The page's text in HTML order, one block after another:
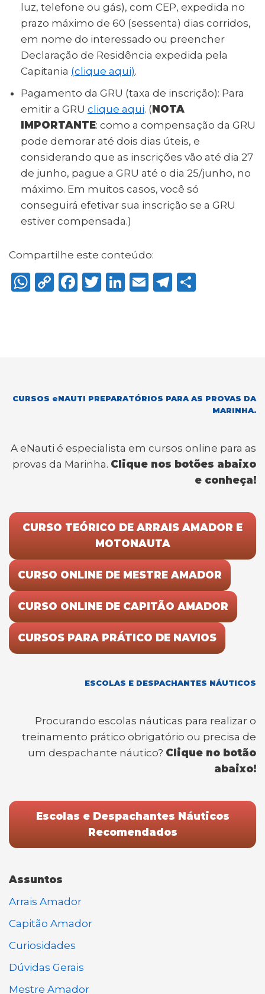
luz, telefone ou gás), com CEP, expedida no
prazo máximo de 60 (sessenta) dias corridos,
em nome do interessado ou preencher
Declaração de Residência expedida pela
Capitania (clique aqui).
Pagamento da GRU (taxa de inscrição): Para
emitir a GRU clique aqui. (NOTA
IMPORTANTE: como a compensação da GRU
pode demorar até dois dias úteis, e
considerando que as inscrições vão até dia 27
de junho, pague a GRU até o dia 25/junho, no
máximo. Em muitos casos, você só
conseguirá efetivar sua inscrição se a GRU
estiver compensada.)
Compartilhe este conteúdo:
W
p
C
k
F
o
T
Li E
T
CURSOS eNAUTI PREPARATÓRIOS PARA AS PROVAS DA
MARINHA.
A eNauti é especialista em cursos online para as
provas da Marinha. Clique nos botões abaixo
e conheça!
CURSO TEÓRICO DE ARRAIS AMADOR E
MOTONAUTA
CURSO ONLINE DE MESTRE AMADOR
CURSO ONLINE DE CAPITÃO AMADOR
CURSOS PARA PRÁTICO DE NAVIOS
ESCOLAS E DESPACHANTES NÁUTICOS
Procurando escolas náuticas para realizar o
treinamento prático obrigatório ou precisa de
um despachante náutico? Clique no botão
abaixo!
Escolas e Despachantes Náuticos
Recomendados
Assuntos
Arrais Amador
Capitão Amador
Curiosidades
Dúvidas Gerais
Mestre Amador